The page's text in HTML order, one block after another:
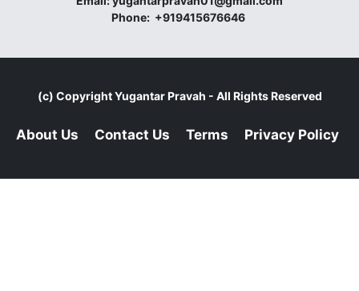
Phone: +919415676646
(c) CopyrightYugantar Pravah - All Rights Reserved
About Us Contact Us Terms Privacy Policy